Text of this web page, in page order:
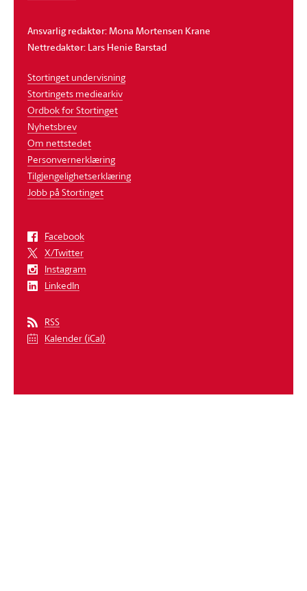
Ansvarlig redaktør: Mona Mortensen Krane
Nettredaktør: Lars Henie Barstad
Stortinget undervisning
Stortingets mediearkiv
Ordbok for Stortinget
Nyhetsbrev
Om nettstedet
Personvernerklæring
Tilgjengelighetserklæring
Jobb på Stortinget
Facebook
X/Twitter
Instagram
LinkedIn
RSS
Kalender (iCal)